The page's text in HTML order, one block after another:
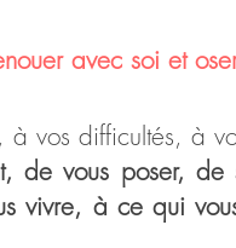
avec soi et
à vos difficultés, à
de vous poser,
vivre, à ce qui